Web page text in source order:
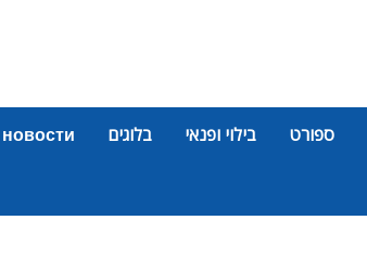
ספורט בילוי ופנאי בלוגים новости